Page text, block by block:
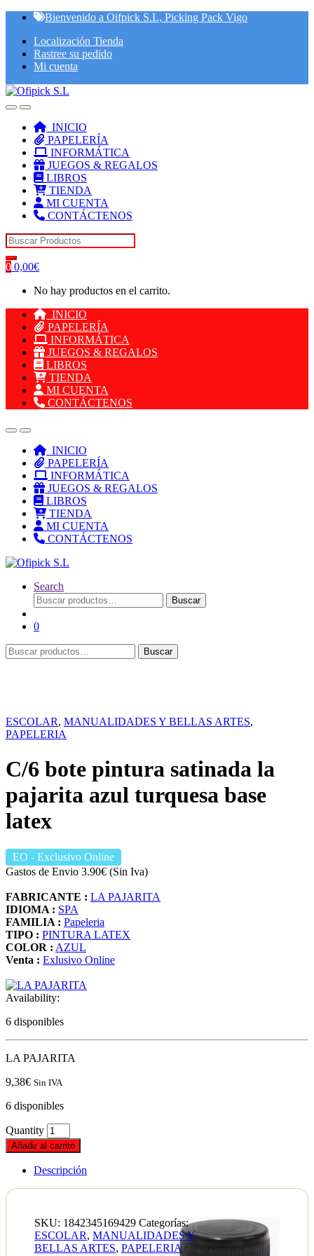
Skip
navigation
Skip
content
Bienvenido a Oifpick S.L, Picking Pack Vigo
Localización Tienda
Rastree su pedido
Mi cuenta
INICIO
PAPELERÍA
INFORMÁTICA
JUEGOS & REGALOS
LIBROS
TIENDA
MI CUENTA
CONTÁCTENOS
Search for:
0 0,00€
No hay productos en el carrito.
INICIO
PAPELERÍA
INFORMÁTICA
JUEGOS & REGALOS
LIBROS
TIENDA
MI CUENTA
CONTÁCTENOS
INICIO
PAPELERÍA
INFORMÁTICA
JUEGOS & REGALOS
LIBROS
TIENDA
MI CUENTA
CONTÁCTENOS
Search
Buscar
por:
Buscar
0
Buscar
por:
Buscar
ESCOLAR, MANUALIDADES Y BELLAS ARTES,
PAPELERIA
C/6 bote pintura satinada la
pajarita azul turquesa base
latex
EO - Exclusivo Online
Gastos de Envio 3.90€ (Sin Iva)
FABRICANTE : LA PAJARITA
IDIOMA : SPA
FAMILIA : Papeleria
TIPO : PINTURA LATEX
COLOR : AZUL
Venta : Exlusivo Online
Availability:
6 disponibles
LA PAJARITA
9,38€ Sin IVA
6 disponibles
Quantity
Añadir al carrito
Descripción
SKU: 1842345169429 Categorías:
ESCOLAR, MANUALIDADES Y
BELLAS ARTES, PAPELERIA